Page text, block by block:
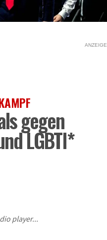
ANZEIGE
gegen
LGBTI*
player...